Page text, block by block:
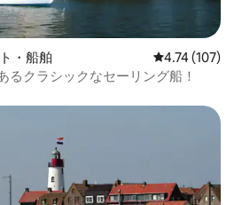
・船舶 レビュー107
4.74 (107)
るクラシックなセーリング船！